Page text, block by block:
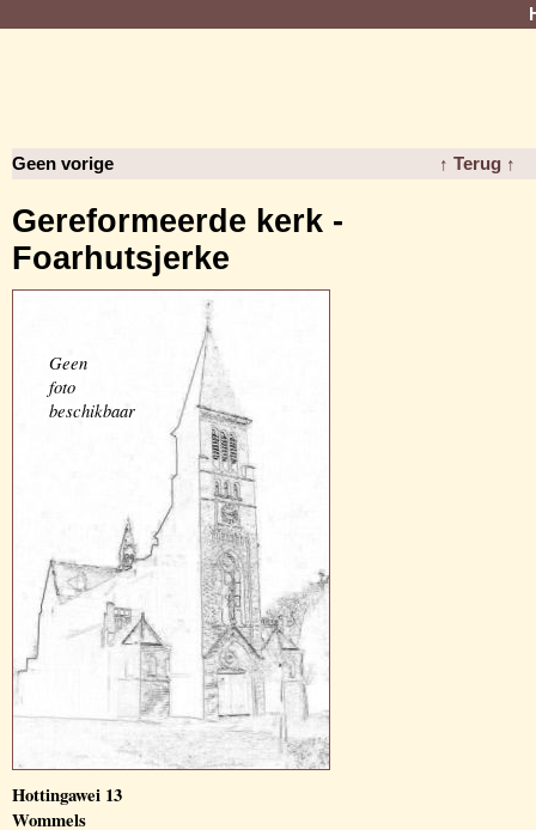
Geen vorige ↑ Terug ↑
Gereformeerde kerk -
Foarhutsjerke
Geen
foto
beschikbaar
Hottingawei 13
Wommels